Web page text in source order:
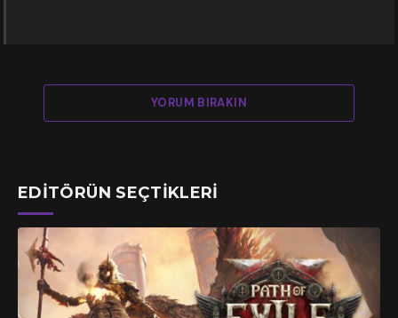
YORUM BIRAKIN
EDITÖRÜN SEÇTIKLERI